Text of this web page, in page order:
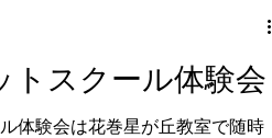
トスクール体験会
体験会は花巻星が丘教室で随時